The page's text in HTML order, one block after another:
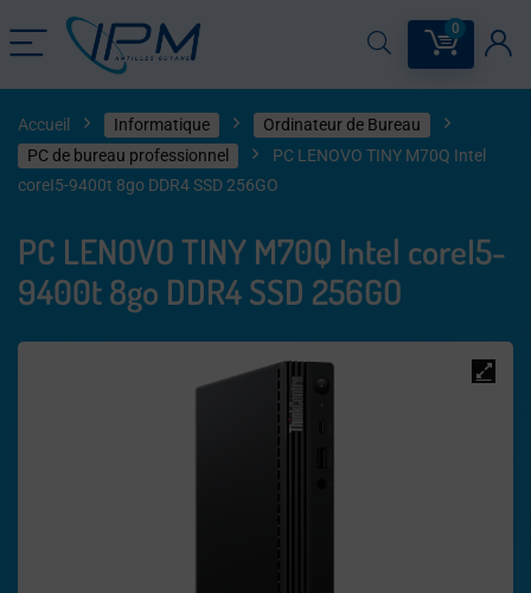
0
Accueil Informatique
Ordinateur de Bureau
PC de bureau professionnel
PC LENOVO TINY M70Q Intel
coreI5-9400t 8go DDR4 SSD 256GO
PC LENOVO TINY M70Q Intel coreI5-
9400t 8go DDR4 SSD 256GO